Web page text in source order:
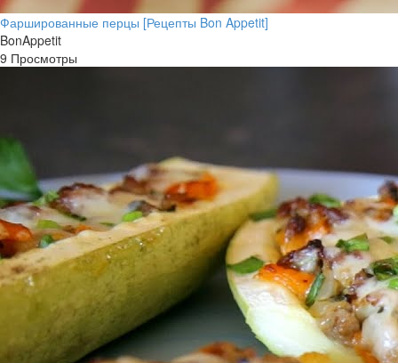
Фаршированные перцы [Рецепты Bon Appetit]
BonAppetit
9 Просмотры